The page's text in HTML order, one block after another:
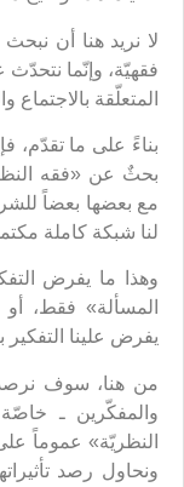
لا نريد هنا أن
فقهيّة، وإنّما
المتعلّقة بالاجتماع
بناءً على ما تقدّم،
بحثٌ عن «فقه
مع بعضها بعضاً
لنا شبكة كاملة
وهذا ما يفرض
المسألة» فقط، أو
يفرض علينا التفكير
من هنا، سوف نرصد
والمفكّرين ـ
النظريّة» عموماً
ونحاول رصد